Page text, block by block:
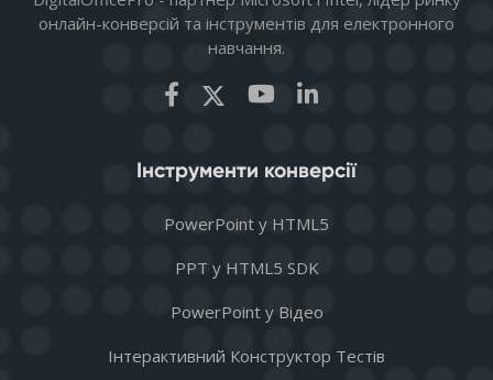
онлайн-конверсій та інструментів для електронного
навчання.
Інструменти конверсії
PowerPoint у HTML5
PPT у HTML5 SDK
PowerPoint у Відео
Інтерактивний Конструктор Тестів